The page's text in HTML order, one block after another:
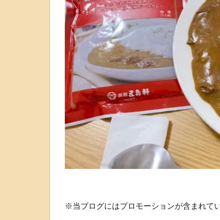
※当ブログにはプロモーションが含まれて